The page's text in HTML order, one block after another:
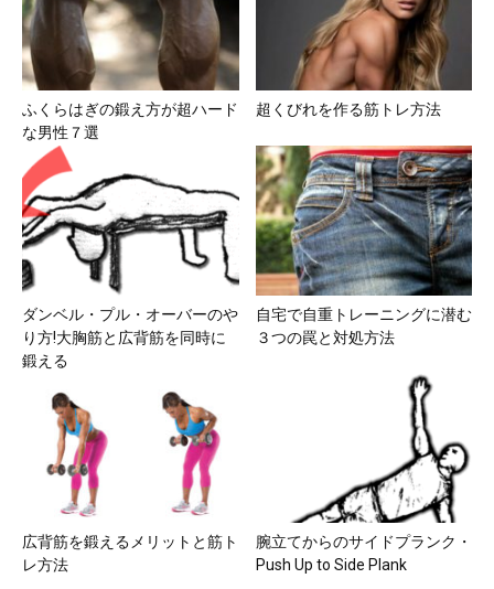
ふくらはぎの鍛え方が超ハード
な男性７選
超くびれを作る筋トレ方法
ダンベル・プル・オーバーのや
り方!大胸筋と広背筋を同時に
鍛える
自宅で自重トレーニングに潜む
３つの罠と対処方法
広背筋を鍛えるメリットと筋ト
レ方法
腕立てからのサイドプランク・
Push Up to Side Plank